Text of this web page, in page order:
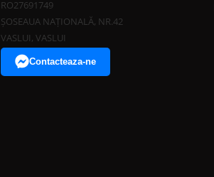
RO27691749
ȘOSEAUA NAȚIONALĂ, NR.42
VASLUI, VASLUI
Contacteaza-ne